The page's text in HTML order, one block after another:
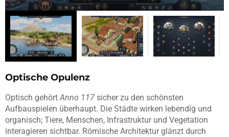
Optische Opulenz
Optisch gehörtAnno 117 sicher zu den schönsten
Aufbauspielen überhaupt. Die Städte wirken lebendig und
organisch; Tiere, Menschen, Infrastruktur und Vegetation
interagieren sichtbar. Römische Architektur glänzt durch